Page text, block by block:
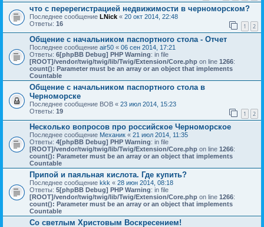
что с перерегистрацией недвижимости в черноморском?
Последнее сообщение LNick « 20 окт 2014, 22:48
Ответы: 16 1 2
Общение с начальником паспортного стола - Отчет
Последнее сообщение air50 « 06 сен 2014, 17:21
Ответы: 6[phpBB Debug] PHP Warning: in file
[ROOT]/vendor/twig/twig/lib/Twig/Extension/Core.php on line 1266:
count(): Parameter must be an array or an object that implements
Countable
Общение с начальником паспортного стола в
Черноморске
Последнее сообщение ВОВ « 23 июл 2014, 15:23
Ответы: 19 1 2
Несколько вопросов про российское Черноморское
Последнее сообщение Механик « 21 июл 2014, 11:35
Ответы: 4[phpBB Debug] PHP Warning: in file
[ROOT]/vendor/twig/twig/lib/Twig/Extension/Core.php on line 1266:
count(): Parameter must be an array or an object that implements
Countable
Припой и паяльная кислота. Где купить?
Последнее сообщение kkk « 28 июн 2014, 08:18
Ответы: 5[phpBB Debug] PHP Warning: in file
[ROOT]/vendor/twig/twig/lib/Twig/Extension/Core.php on line 1266:
count(): Parameter must be an array or an object that implements
Countable
Со светлым Христовым Воскресением!